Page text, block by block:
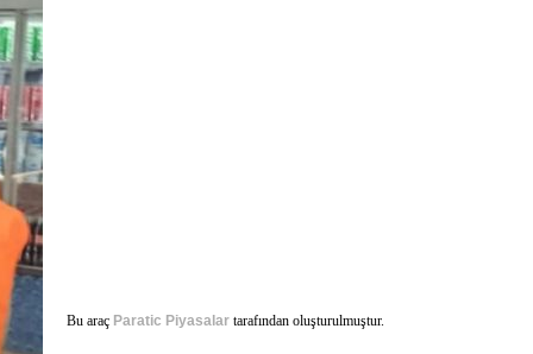
Bu araç Paratic Piyasalar tarafından oluşturulmuştur.